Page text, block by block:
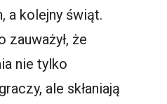
a kolejny świąt.
zauważył, że
nie tylko
ale skłaniają